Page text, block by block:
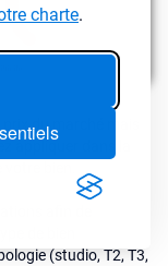
charte.
du marché mais
(studio, T2, T3,